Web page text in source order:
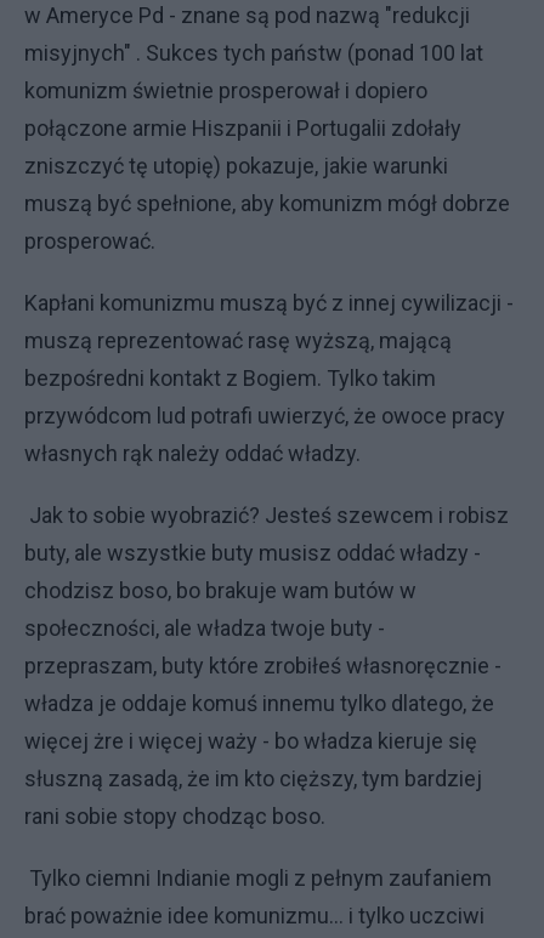
w Ameryce Pd - znane są pod nazwą "redukcji
misyjnych" . Sukces tych państw (ponad 100 lat
komunizm świetnie prosperował i dopiero
połączone armie Hiszpanii i Portugalii zdołały
zniszczyć tę utopię) pokazuje, jakie warunki
muszą być spełnione, aby komunizm mógł dobrze
prosperować.
Kapłani komunizmu muszą być z innej cywilizacji -
muszą reprezentować rasę wyższą, mającą
bezpośredni kontakt z Bogiem. Tylko takim
przywódcom lud potrafi uwierzyć, że owoce pracy
własnych rąk należy oddać władzy.
Jak to sobie wyobrazić? Jesteś szewcem i robisz
buty, ale wszystkie buty musisz oddać władzy -
chodzisz boso, bo brakuje wam butów w
społeczności, ale władza twoje buty -
przepraszam, buty które zrobiłeś własnoręcznie -
władza je oddaje komuś innemu tylko dlatego, że
więcej żre i więcej waży - bo władza kieruje się
słuszną zasadą, że im kto cięższy, tym bardziej
rani sobie stopy chodząc boso.
Tylko ciemni Indianie mogli z pełnym zaufaniem
brać poważnie idee komunizmu... i tylko uczciwi